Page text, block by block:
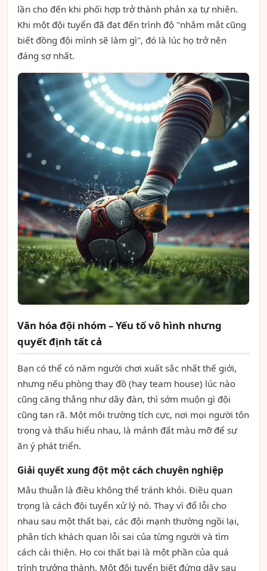
lần cho đến khi phối hợp trở thành phản xạ tự nhiên.
Khi một đội tuyển đã đạt đến trình độ "nhắm mắt cũng
biết đồng đội mình sẽ làm gì", đó là lúc họ trở nên
đáng sợ nhất.
Văn hóa đội nhóm – Yếu tố vô hình nhưng
quyết định tất cả
Bạn có thể có năm người chơi xuất sắc nhất thế giới,
nhưng nếu phòng thay đồ (hay team house) lúc nào
cũng căng thẳng như dây đàn, thì sớm muộn gì đội
cũng tan rã. Một môi trường tích cực, nơi mọi người tôn
trọng và thấu hiểu nhau, là mảnh đất màu mỡ để sự
ăn ý phát triển.
Giải quyết xung đột một cách chuyên nghiệp
Mâu thuẫn là điều không thể tránh khỏi. Điều quan
trọng là cách đội tuyển xử lý nó. Thay vì đổ lỗi cho
nhau sau một thất bại, các đội mạnh thường ngồi lại,
phân tích khách quan lỗi sai của từng người và tìm
cách cải thiện. Họ coi thất bại là một phần của quá
trình trưởng thành. Một đội tuyển biết đứng dậy sau